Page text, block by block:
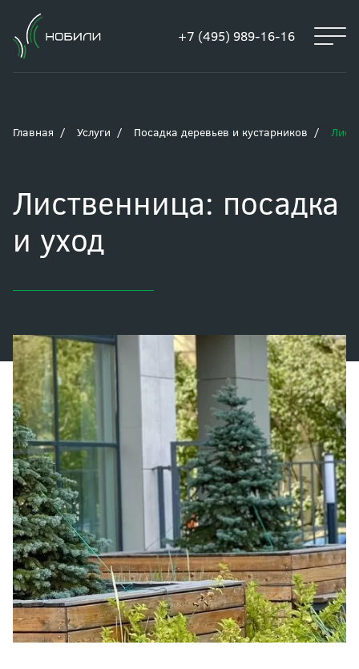
+7 (495) 989-16-16
Главная Услуги Посадка деревьев и кустарников
Лиственница: посадка
и уход